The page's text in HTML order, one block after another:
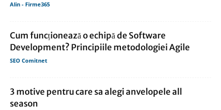
Alin - Firme365
Cum funcționează o echipă de Software
Development? Principiile metodologiei Agile
SEO Comitnet
3 motive pentru care sa alegi anvelopele all
season